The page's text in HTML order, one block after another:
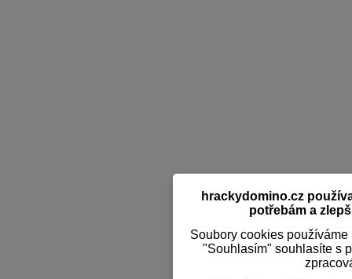
hrackydomino.cz
potřebám a
Soubory cookies
"Souhlasím" souhlasíte s